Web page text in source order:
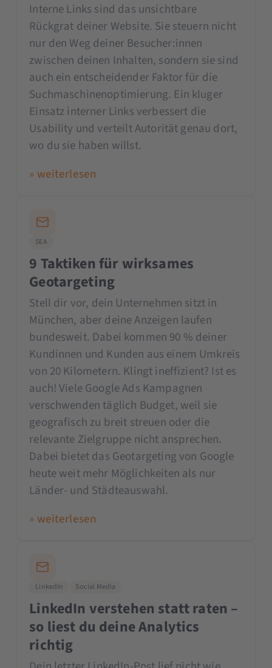
Interne Links sind das unsichtbare
Rückgrat deiner Website. Sie steuern nicht
nur den Weg deiner Besucher:innen
zwischen deinen Inhalten, sondern sie sind
auch ein entscheidender Faktor für die
Suchmaschinenoptimierung. Ein kluger
Einsatz interner Links verbessert die
Usability und verteilt Autorität genau dort,
wo du sie haben willst.
» weiterlesen
SEA
9 Taktiken für wirksames
Geotargeting
Stell dir vor, dein Unternehmen sitzt in
München, aber deine Anzeigen laufen
bundesweit. Dabei kommen 90 % deiner
Kundinnen und Kunden aus einem Umkreis
von 20 Kilometern. Klingt ineffizient? Ist es
auch! Viele Google Ads Kampagnen
verschwenden täglich Budget, weil sie
geografisch zu breit streuen oder die
relevante Zielgruppe nicht ansprechen.
Dabei bietet das Geotargeting von Google
heute weit mehr Möglichkeiten als nur
Länder- und Städteauswahl.
» weiterlesen
LinkedIn Social Media
LinkedIn verstehen statt raten –
so liest du deine Analytics
richtig